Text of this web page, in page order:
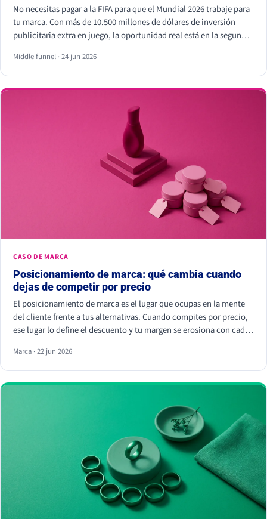
No necesitas pagar a la FIFA para que el Mundial 2026 trabaje para
tu marca. Con más de 10.500 millones de dólares de inversión
publicitaria extra en juego, la oportunidad real está en la segunda
estadio. Eso sí, hay líneas que no se cruzan: usar los símbolos
oficiales de la FIFA puede salir muy caro.
Middle funnel · 24 jun 2026
CASO DE MARCA
Posicionamiento de marca: qué cambia cuando
dejas de competir por precio
El posicionamiento de marca es el lugar que ocupas en la mente
del cliente frente a tus alternativas. Cuando compites por precio,
ese lugar lo define el descuento y tu margen se erosiona con cada
por elegirte: Kantar calcula que las marcas percibidas como
significativamente diferentes consiguen que se pague hasta un
38% más.
Marca · 22 jun 2026